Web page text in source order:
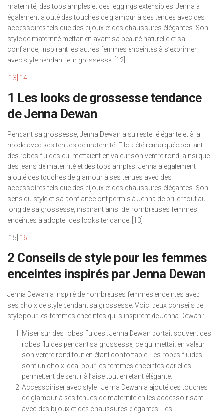
maternité, des tops amples et des leggings extensibles. Jenna a
également ajouté des touches de glamour à ses tenues avec des
accessoires tels que des bijoux et des chaussures élégantes. Son
style de maternité mettait en avant sa beauté naturelle et sa
confiance, inspirant les autres femmes enceintes à s’exprimer
avec style pendant leur grossesse. [12]
[13] [14]
1 Les looks de grossesse tendance
de Jenna Dewan
Pendant sa grossesse, Jenna Dewan a su rester élégante et à la
mode avec ses tenues de maternité. Elle a été remarquée portant
des robes fluides qui mettaient en valeur son ventre rond, ainsi que
des jeans de maternité et des tops amples. Jenna a également
ajouté des touches de glamour à ses tenues avec des
accessoires tels que des bijoux et des chaussures élégantes. Son
sens du style et sa confiance ont permis à Jenna de briller tout au
long de sa grossesse, inspirant ainsi de nombreuses femmes
enceintes à adopter des looks tendance. [13]
[15] [16]
2 Conseils de style pour les femmes
enceintes inspirés par Jenna Dewan
Jenna Dewan a inspiré de nombreuses femmes enceintes avec
ses choix de style pendant sa grossesse. Voici deux conseils de
style pour les femmes enceintes qui s’inspirent de Jenna Dewan :
Miser sur des robes fluides : Jenna Dewan portait souvent des
robes fluides pendant sa grossesse, ce qui mettait en valeur
son ventre rond tout en étant confortable. Les robes fluides
sont un choix idéal pour les femmes enceintes car elles
permettent de sentir à l’aise tout en étant élégante.
Accessoiriser avec style : Jenna Dewan a ajouté des touches
de glamour à ses tenues de maternité en les accessoirisant
avec des bijoux et des chaussures élégantes. Les